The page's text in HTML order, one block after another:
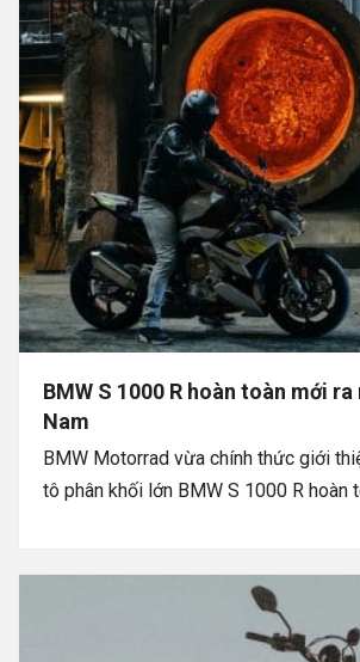
BMW S 1000 R hoàn toàn mới
Nam
BMW Motorrad vừa chính thức giới
tô phân khối lớn BMW S 1000 R hoàn